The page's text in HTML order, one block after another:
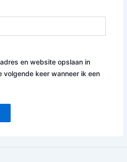
en website opslaan in
volgende keer wanneer ik een